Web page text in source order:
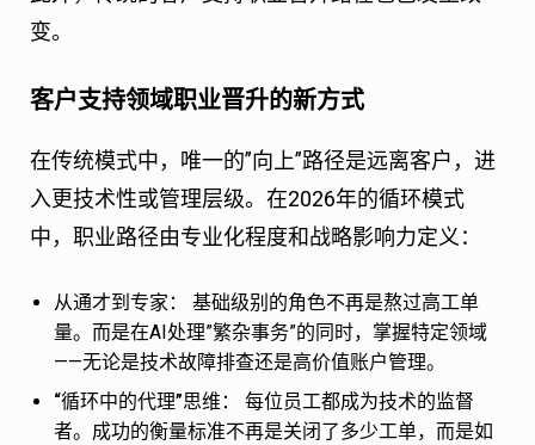
变。
客户支持领域职业晋升的新方式
在传统模式中，唯一的”向上”路径是远离客户，进
入更技术性或管理层级。在2026年的循环模式
中，职业路径由专业化程度和战略影响力定义：
从通才到专家：
基础级别的角色不再是熬过高工单
量。而是在AI处理”繁杂事务”的同时，掌握特定领域
——无论是技术故障排查还是高价值账户管理。
“循环中的代理”思维：
每位员工都成为技术的监督
者。成功的衡量标准不再是关闭了多少工单，而是如